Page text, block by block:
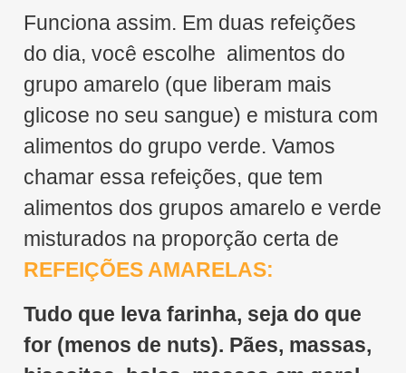
Funciona assim. Em duas refeições
do dia, você escolhe alimentos do
grupo amarelo (que liberam mais
glicose no seu sangue) e mistura com
alimentos do grupo verde. Vamos
chamar essa refeições, que tem
alimentos dos grupos amarelo e verde
misturados na proporção certa de
REFEIÇÕES AMARELAS:
Tudo que leva farinha, seja do que
for (menos de nuts). Pães, massas,